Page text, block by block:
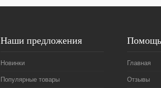
Наши предложения
Новинки
Популярные товары
Помощь
Главная
Отзывы